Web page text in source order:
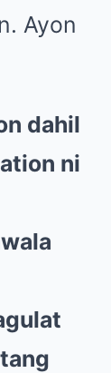
Ayon
dahil
ni